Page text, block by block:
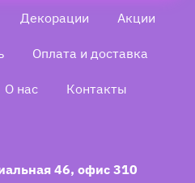
Декорации Акции
Оплата и доставка
О нас Контакты
46, офис 310